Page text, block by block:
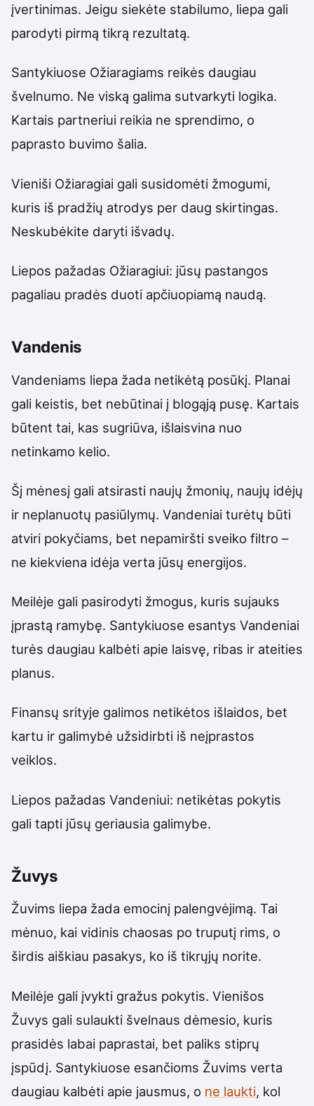
įvertinimas. Jeigu siekėte stabilumo, liepa gali
parodyti pirmą tikrą rezultatą.
Santykiuose Ožiaragiams reikės daugiau
švelnumo. Ne viską galima sutvarkyti logika.
Kartais partneriui reikia ne sprendimo, o
paprasto buvimo šalia.
Vieniši Ožiaragiai gali susidomėti žmogumi,
kuris iš pradžių atrodys per daug skirtingas.
Neskubėkite daryti išvadų.
Liepos pažadas Ožiaragiui: jūsų pastangos
pagaliau pradės duoti apčiuopiamą naudą.
Vandenis
Vandeniams liepa žada netikėtą posūkį. Planai
gali keistis, bet nebūtinai į blogąją pusę. Kartais
būtent tai, kas sugriūva, išlaisvina nuo
netinkamo kelio.
Šį mėnesį gali atsirasti naujų žmonių, naujų idėjų
ir neplanuotų pasiūlymų. Vandeniai turėtų būti
atviri pokyčiams, bet nepamiršti sveiko filtro –
ne kiekviena idėja verta jūsų energijos.
Meilėje gali pasirodyti žmogus, kuris sujauks
įprastą ramybę. Santykiuose esantys Vandeniai
turės daugiau kalbėti apie laisvę, ribas ir ateities
planus.
Finansų srityje galimos netikėtos išlaidos, bet
kartu ir galimybė užsidirbti iš neįprastos
veiklos.
Liepos pažadas Vandeniui: netikėtas pokytis
gali tapti jūsų geriausia galimybe.
Žuvys
Žuvims liepa žada emocinį palengvėjimą. Tai
mėnuo, kai vidinis chaosas po truputį rims, o
širdis aiškiau pasakys, ko iš tikrųjų norite.
Meilėje gali įvykti gražus pokytis. Vienišos
Žuvys gali sulaukti švelnaus dėmesio, kuris
prasidės labai paprastai, bet paliks stiprų
įspūdį. Santykiuose esančioms Žuvims verta
daugiau kalbėti apie jausmus, o ne laukti, kol